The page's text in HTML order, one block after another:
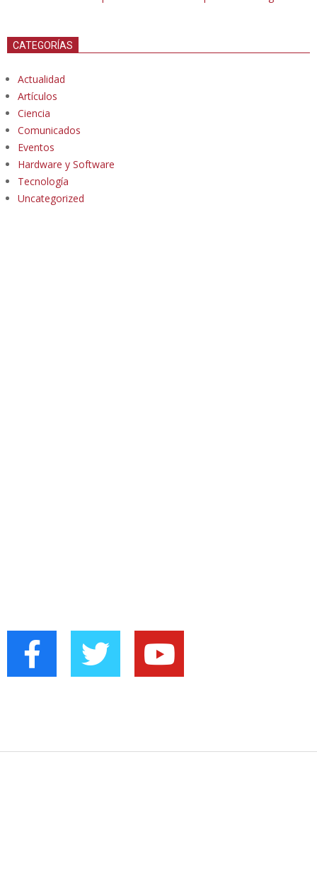
CATEGORÍAS
Actualidad
Artículos
Ciencia
Comunicados
Eventos
Hardware y Software
Tecnología
Uncategorized